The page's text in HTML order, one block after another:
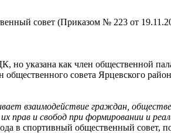
совет (Приказом № 223 от
указана как член общественной
совета Ярцевского
взаимодействие граждан,
и свобод при формировании и
в спортивный общественный совет,